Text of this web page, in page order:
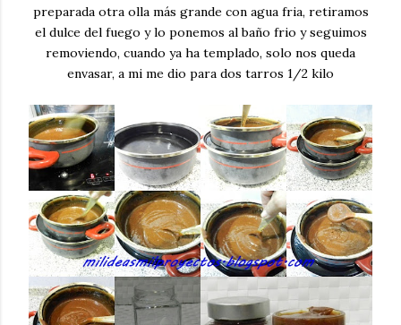
preparada otra olla más grande con agua fria, retiramos
el dulce del fuego y lo ponemos al baño frio y seguimos
removiendo, cuando ya ha templado, solo nos queda
envasar, a mi me dio para dos tarros 1/2 kilo